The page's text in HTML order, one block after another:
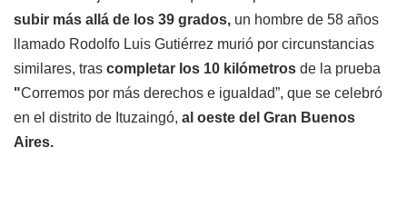
subir más allá de los 39 grados, un hombre de 58 años
llamado Rodolfo Luis Gutiérrez murió por circunstancias
similares, tras completar los 10 kilómetros de la prueba
"Corremos por más derechos e igualdad”, que se celebró
en el distrito de Ituzaingó, al oeste del Gran Buenos
Aires.